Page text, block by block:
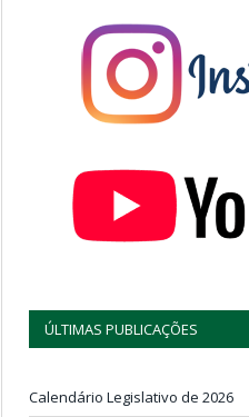
ÚLTIMAS PUBLICAÇÕES
Calendário Legislativo de 2026